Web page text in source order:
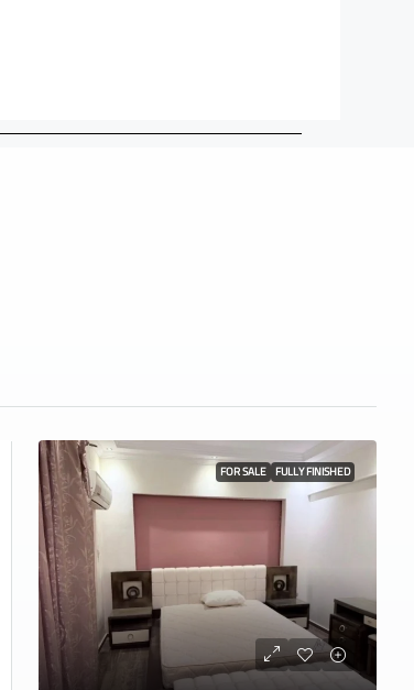
FOR SALE FULLY FINISHED